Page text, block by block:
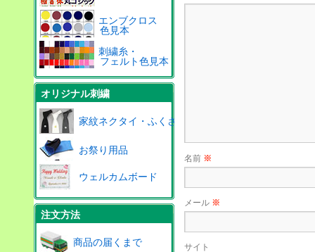
名前 ※
メール ※
サイト
エンブクロス
色見本
刺繍糸・
フェルト色見本
オリジナル刺繍
家紋ネクタイ・ふくさ
お祭り用品
ウェルカムボード
注文方法
商品の届くまで